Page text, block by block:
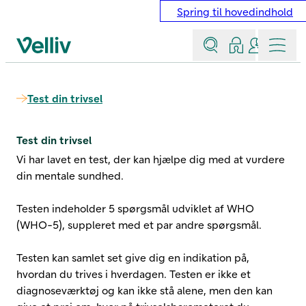
Spring til hovedindhold
Velliv startside
Søg Log indKontakt
Menu
Test din trivsel
Test din trivsel
Vi har lavet en test, der kan hjælpe dig med at vurdere
din mentale sundhed.
Testen indeholder 5 spørgsmål udviklet af WHO
(WHO-5), suppleret med et par andre spørgsmål.
Testen kan samlet set give dig en indikation på,
hvordan du trives i hverdagen. Testen er ikke et
diagnoseværktøj og kan ikke stå alene, men den kan